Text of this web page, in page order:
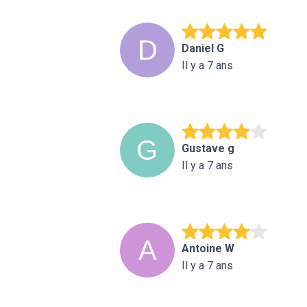
Daniel G
Il y a 7 ans
Gustave g
Il y a 7 ans
Antoine W
Il y a 7 ans